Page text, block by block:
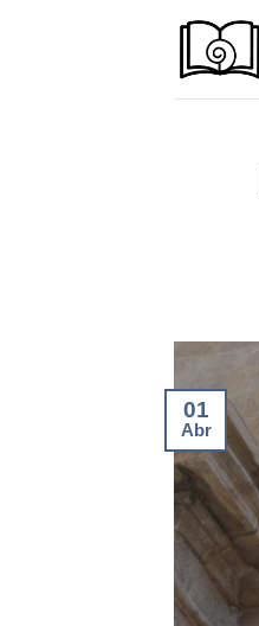
01
Abr